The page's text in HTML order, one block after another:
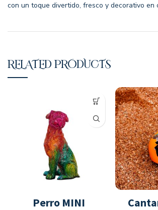
con un toque divertido, fresco y decorativo en
RELATED PRODUCTS
Perro MINI